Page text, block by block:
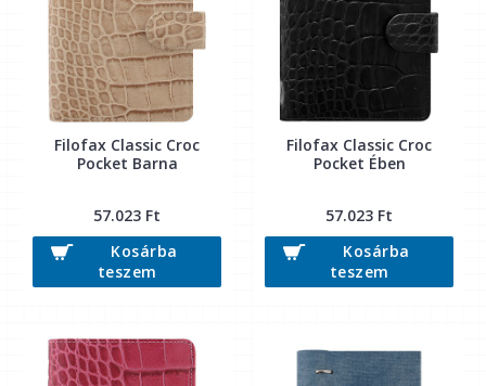
Filofax Classic Croc
Pocket Barna
57.023 Ft
Kosárba
teszem
Filofax Classic Croc
Pocket Ében
57.023 Ft
Kosárba
teszem